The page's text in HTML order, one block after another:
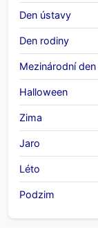
Den ústavy
Den rodiny
Mezinárodní
Halloween
Zima
Jaro
Léto
Podzim